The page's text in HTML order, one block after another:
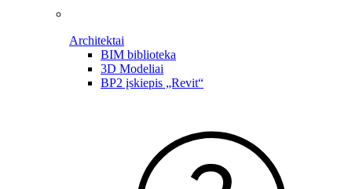
Architektai
BIM biblioteka
3D Modeliai
BP2 įskiepis „Revit“